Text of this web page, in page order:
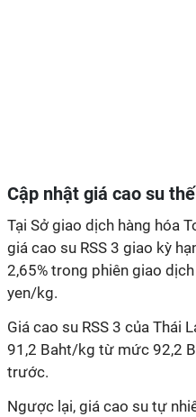
Cập nhật giá cao su
Tại Sở giao dịch hàng hóa
giá cao su RSS 3 giao kỳ
2,65% trong phiên giao
yen/kg.
Giá cao su RSS 3 của Thái
91,2 Baht/kg từ mức 92,2
trước.
Ngược lại, giá cao su tự